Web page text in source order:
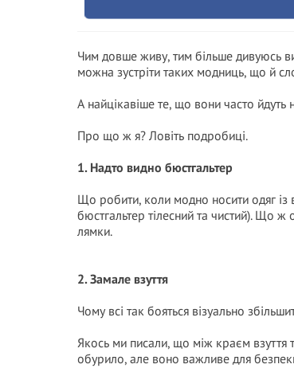
Чим довше живу, тим більше дивуюсь
можна зустріти таких модниць, що й
А найцікавіше те, що вони часто йдуть
Про що ж я? Ловіть подробиці.
1. Надто видно бюстгaльтер
Що робити, коли модно носити одяг
бюcтгальтер тілесний та чистий). Що
лямки.
2. Замале взуття
Чому всі так бояться візуально
Якось ми писали, що між краєм взуття
обурило, але воно важливе для